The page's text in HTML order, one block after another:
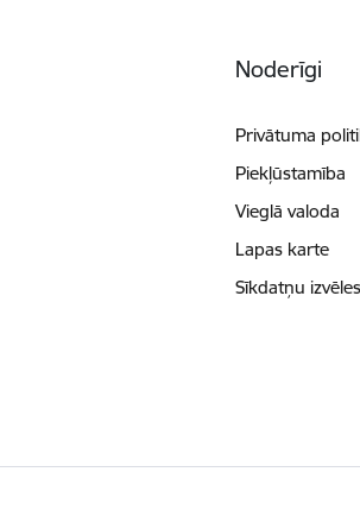
Noderīgi
Privātuma
Piekļūstamība
Vieglā valoda
Lapas karte
Sīkdatņu